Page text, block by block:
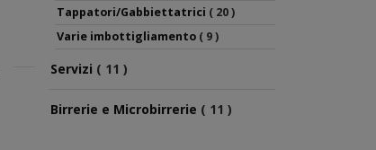
Tappatori/Gabbiettatrici ( 20 )
Varie imbottigliamento ( 9 )
Servizi ( 11 )
Birrerie e Microbirrerie ( 11 )